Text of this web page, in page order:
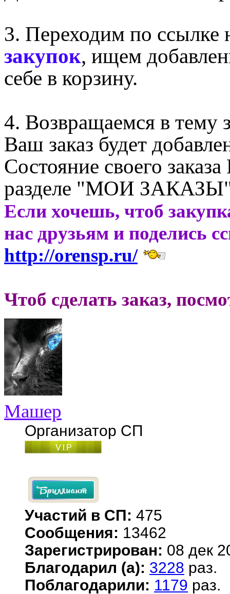
3. Переходим по
закупок, ищем
себе в корзину.
4. Возвращаемся в тему
Ваш заказ будет
Состояние своего
разделе "МОИ
Если хочешь, чтоб
нас друзьям и поделись
http://orensp.ru/
Чтоб сделать заказ,
Машер
Организатор СП
Участий в СП: 475
Сообщения: 13462
Зарегистрирован: 08 дек
Благодарил (а): 3228 раз.
Поблагодарили: 1179 раз.